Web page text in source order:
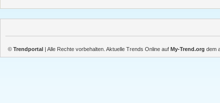
© Trendportal | Alle Rechte vorbehalten. Aktuelle Trends Online auf My-Trend.org dem